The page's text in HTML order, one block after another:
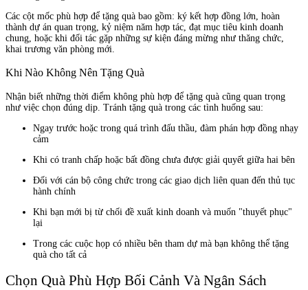
Các cột mốc phù hợp để tặng quà bao gồm: ký kết hợp đồng lớn, hoàn
thành dự án quan trọng, kỷ niệm năm hợp tác, đạt mục tiêu kinh doanh
chung, hoặc khi đối tác gặp những sự kiện đáng mừng như thăng chức,
khai trương văn phòng mới.
Khi Nào Không Nên Tặng Quà
Nhận biết những thời điểm không phù hợp để tặng quà cũng quan trọng
như việc chọn đúng dịp. Tránh tặng quà trong các tình huống sau:
Ngay trước hoặc trong quá trình đấu thầu, đàm phán hợp đồng nhạy
cảm
Khi có tranh chấp hoặc bất đồng chưa được giải quyết giữa hai bên
Đối với cán bộ công chức trong các giao dịch liên quan đến thủ tục
hành chính
Khi bạn mới bị từ chối đề xuất kinh doanh và muốn "thuyết phục"
lại
Trong các cuộc họp có nhiều bên tham dự mà bạn không thể tặng
quà cho tất cả
Chọn Quà Phù Hợp Bối Cảnh Và Ngân Sách